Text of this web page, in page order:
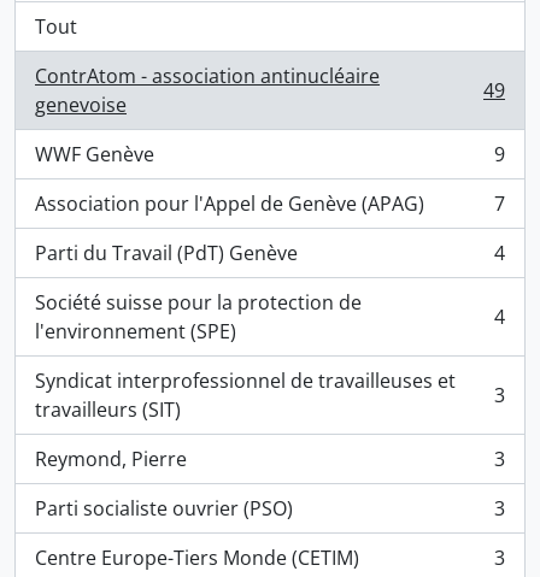
Tout
ContrAtom - association antinucléaire
genevoise
, 49 résultats 49
WWF Genève
, 9 résultats
9
Association pour l'Appel de Genève (APAG)
, 7 résultats
7
Parti du Travail (PdT) Genève
, 4 résultats
4
Société suisse pour la protection de
l'environnement (SPE)
, 4 résultats 4
Syndicat interprofessionnel de travailleuses et
travailleurs (SIT)
, 3 résultats 3
Reymond, Pierre
, 3 résultats
3
Parti socialiste ouvrier (PSO)
, 3 résultats
3
Centre Europe-Tiers Monde (CETIM)
, 3 résultats
3